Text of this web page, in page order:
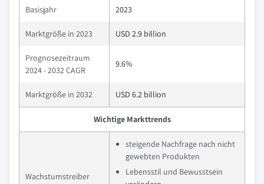
Basisjahr 2023
Marktgröße in 2023 USD 2.9 billion
Prognosezeitraum
2024 - 2032 CAGR
9.6%
Marktgröße in 2032 USD 6.2 billion
Wichtige Markttrends
Wachstumstreiber
steigende Nachfrage nach nicht
gewebten Produkten
Lebensstil und Bewusstsein